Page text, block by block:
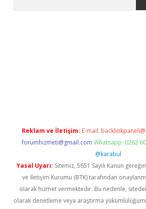
Reklam ve İletişim: E-mail:
forumhizmeti@gmail.com Whatsapp: 0262
@karabul
Yasal Uyarı: Sitemiz, 5651 Sayılı Kanun
ve İletişim Kurumu (BTK) tarafından
olarak hizmet vermektedir. Bu nedenle,
olarak denetleme veya araştırma